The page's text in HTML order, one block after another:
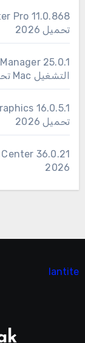
تحميل 2026
التشغيل Mac تحميل
تحميل 2026
2026
lantite